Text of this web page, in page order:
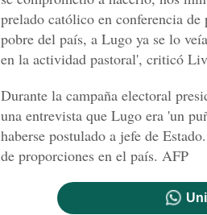
prelado católico en conferencia de
pobre del país, a Lugo ya se lo
en la actividad pastoral', criticó
Durante la campaña electoral
una entrevista que Lugo era 'un
haberse postulado a jefe de
de proporciones en el país. AFP